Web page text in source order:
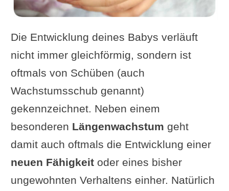
Die Entwicklung deines Babys verläuft
nicht immer gleichförmig, sondern ist
oftmals von Schüben (auch
Wachstumsschub genannt)
gekennzeichnet. Neben einem
besonderen Längenwachstum geht
damit auch oftmals die Entwicklung einer
neuen Fähigkeitoder eines bisher
ungewohnten Verhaltens einher. Natürlich